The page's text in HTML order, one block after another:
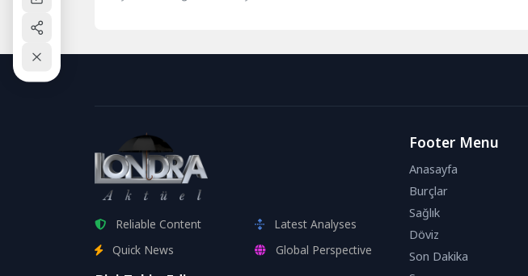
Reliable Content
Latest Analyses
Quick News
Global Perspective
Footer Menu
Anasayfa
Burçlar
Sağlık
Döviz
Son Dakika